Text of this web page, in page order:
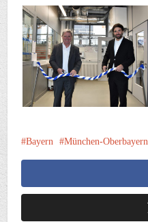
Bayern München-Oberbayern